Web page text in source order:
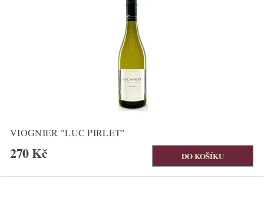
VIOGNIER "LUC PIRLET"
270 Kč